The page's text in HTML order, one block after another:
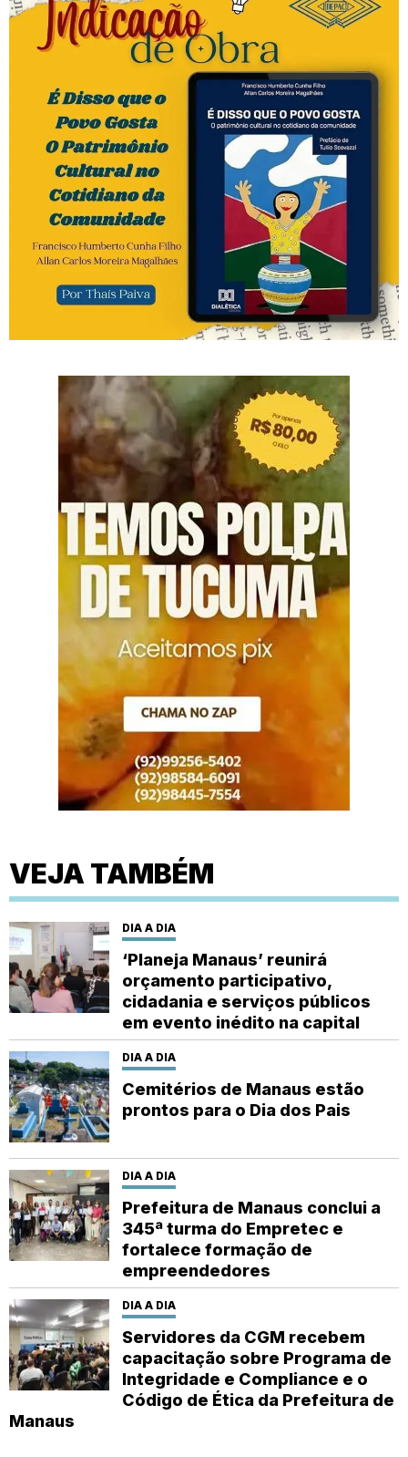
VEJA TAMBÉM
DIA A DIA
‘Planeja Manaus’ reunirá
orçamento participativo,
cidadania e serviços públicos
em evento inédito na capital
DIA A DIA
Cemitérios de Manaus estão
prontos para o Dia dos Pais
DIA A DIA
Prefeitura de Manaus conclui a
345ª turma do Empretec e
fortalece formação de
empreendedores
DIA A DIA
Servidores da CGM recebem
capacitação sobre Programa de
Integridade e Compliance e o
Código de Ética da Prefeitura de
Manaus